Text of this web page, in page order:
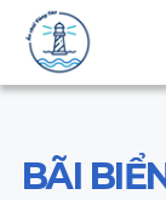
BÃI